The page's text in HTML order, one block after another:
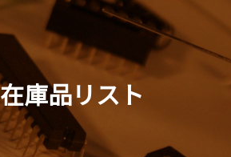
在庫品リスト